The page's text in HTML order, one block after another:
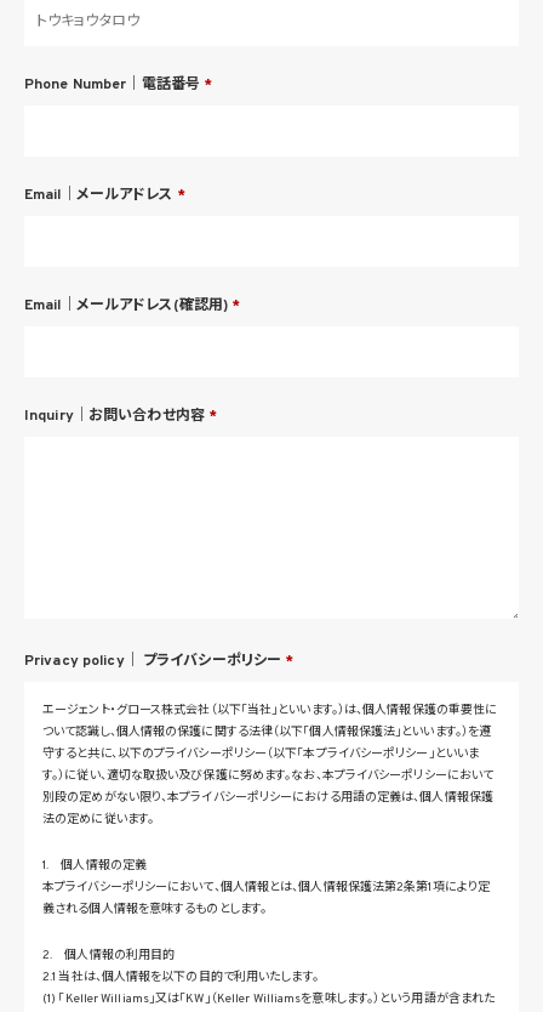
Phone Number｜電話番号 *
Email｜メールアドレス *
Email｜メールアドレス(確認用) *
Inquiry｜お問い合わせ内容 *
Privacy policy｜ プライバシーポリシー *
エージェント・グロース株式会社（以下「当社」といいます。）は、個人情報保護の重要性に
ついて認識し、個人情報の保護に関する法律（以下「個人情報保護法」といいます。）を遵
守すると共に、以下のプライバシーポリシー（以下「本プライバシーポリシー」といいま
す。）に従い、適切な取扱い及び保護に努めます。なお、本プライバシーポリシーにおいて
別段の定めがない限り、本プライバシーポリシーにおける用語の定義は、個人情報保護
法の定めに従います。
1. 個人情報の定義
本プライバシーポリシーにおいて、個人情報とは、個人情報保護法第2条第1項により定
義される個人情報を意味するものとします。
2. 個人情報の利用目的
2.1 当社は、個人情報を以下の目的で利用いたします。
(1) 「Keller Williams」又は「KW」（Keller Williamsを意味します。）という用語が含まれた